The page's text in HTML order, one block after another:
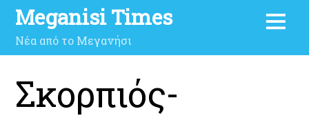
Meganisi Times
Νέα από το Μεγανήσι
Σκορπιός-